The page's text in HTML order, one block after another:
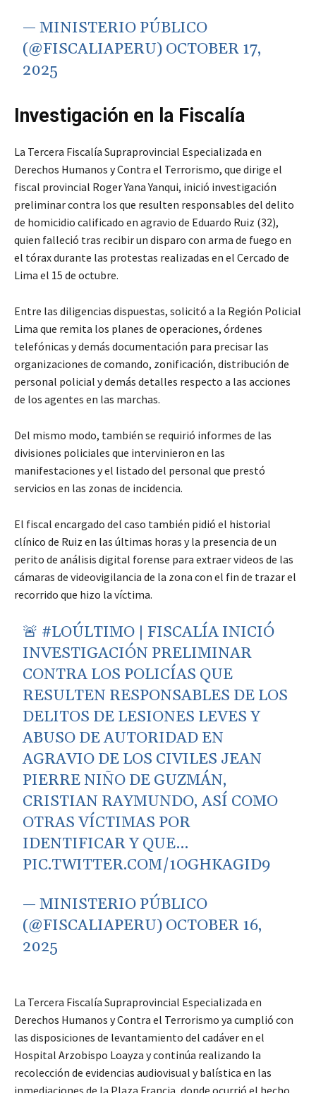
— MINISTERIO PÚBLICO
(@FISCALIAPERU) OCTOBER 17,
2025
Investigación en la Fiscalía
La Tercera Fiscalía Supraprovincial Especializada en
Derechos Humanos y Contra el Terrorismo, que dirige el
fiscal provincial Roger Yana Yanqui, inició investigación
preliminar contra los que resulten responsables del delito
de homicidio calificado en agravio de Eduardo Ruiz (32),
quien falleció tras recibir un disparo con arma de fuego en
el tórax durante las protestas realizadas en el Cercado de
Lima el 15 de octubre.
Entre las diligencias dispuestas, solicitó a la Región Policial
Lima que remita los planes de operaciones, órdenes
telefónicas y demás documentación para precisar las
organizaciones de comando, zonificación, distribución de
personal policial y demás detalles respecto a las acciones
de los agentes en las marchas.
Del mismo modo, también se requirió informes de las
divisiones policiales que intervinieron en las
manifestaciones y el listado del personal que prestó
servicios en las zonas de incidencia.
El fiscal encargado del caso también pidió el historial
clínico de Ruiz en las últimas horas y la presencia de un
perito de análisis digital forense para extraer videos de las
cámaras de videovigilancia de la zona con el fin de trazar el
recorrido que hizo la víctima.
🚨 #LOÚLTIMO | FISCALÍA INICIÓ
INVESTIGACIÓN PRELIMINAR
CONTRA LOS POLICÍAS QUE
RESULTEN RESPONSABLES DE LOS
DELITOS DE LESIONES LEVES Y
ABUSO DE AUTORIDAD EN
AGRAVIO DE LOS CIVILES JEAN
PIERRE NIÑO DE GUZMÁN,
CRISTIAN RAYMUNDO, ASÍ COMO
OTRAS VÍCTIMAS POR
IDENTIFICAR Y QUE…
PIC.TWITTER.COM/1OGHKAGID9
— MINISTERIO PÚBLICO
(@FISCALIAPERU) OCTOBER 16,
2025
La Tercera Fiscalía Supraprovincial Especializada en
Derechos Humanos y Contra el Terrorismo ya cumplió con
las disposiciones de levantamiento del cadáver en el
Hospital Arzobispo Loayza y continúa realizando la
recolección de evidencias audiovisual y balística en las